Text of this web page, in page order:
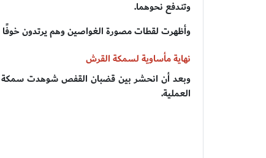
وتندفع نحوهما.
وأظهرت لقطات مصورة الغواصين وهم يرتدون خوفًا
نهاية مأساوية لسمكة القرش
وبعد أن انحشر بين قضبان القفص شوهدت سمكة
العملية.